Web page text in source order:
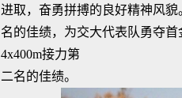
进取，奋勇拼搏的良好精神风貌
名的佳绩，为交大代表队勇夺首
4x400m接力第
二名的佳绩。